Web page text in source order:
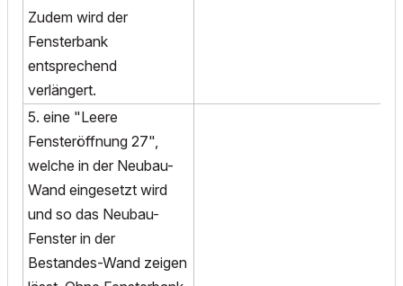
Zudem wird der
Fensterbank
entsprechend
verlängert.
5. eine "Leere
Fensteröffnung 27",
welche in der Neubau-
Wand eingesetzt wird
und so das Neubau-
Fenster in der
Bestandes-Wand zeigen